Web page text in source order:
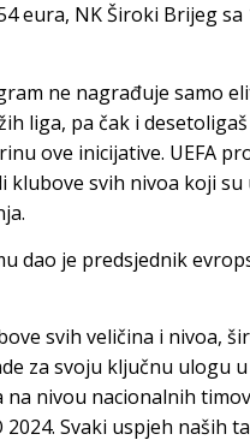
eura, NK Široki Brijeg
ne nagrađuje samo
liga, pa čak i
ove inicijative. UEFA
klubove svih nivoa koji
dao je predsjednik
svih veličina i nivoa,
za svoju ključnu ulogu
nivou nacionalnih
2024. Svaki uspjeh naših